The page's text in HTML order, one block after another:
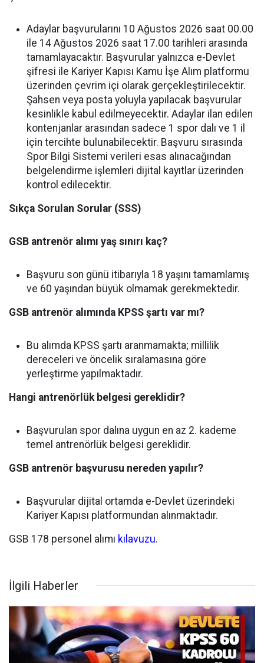
Adaylar başvurularını 10 Ağustos 2026 saat 00.00
ile 14 Ağustos 2026 saat 17.00 tarihleri arasında
tamamlayacaktır. Başvurular yalnızca e-Devlet
şifresi ile Kariyer Kapısı Kamu İşe Alım platformu
üzerinden çevrim içi olarak gerçekleştirilecektir.
Şahsen veya posta yoluyla yapılacak başvurular
kesinlikle kabul edilmeyecektir. Adaylar ilan edilen
kontenjanlar arasından sadece 1 spor dalı ve 1 il
için tercihte bulunabilecektir. Başvuru sırasında
Spor Bilgi Sistemi verileri esas alınacağından
belgelendirme işlemleri dijital kayıtlar üzerinden
kontrol edilecektir.
Sıkça Sorulan Sorular (SSS)
GSB antrenör alımı yaş sınırı kaç?
Başvuru son günü itibarıyla 18 yaşını tamamlamış
ve 60 yaşından büyük olmamak gerekmektedir.
GSB antrenör alımında KPSS şartı var mı?
Bu alımda KPSS şartı aranmamakta; millilik
dereceleri ve öncelik sıralamasına göre
yerleştirme yapılmaktadır.
Hangi antrenörlük belgesi gereklidir?
Başvurulan spor dalına uygun en az 2. kademe
temel antrenörlük belgesi gereklidir.
GSB antrenör başvurusu nereden yapılır?
Başvurular dijital ortamda e-Devlet üzerindeki
Kariyer Kapısı platformundan alınmaktadır.
GSB 178 personel alımı kılavuzu.
İlgili Haberler